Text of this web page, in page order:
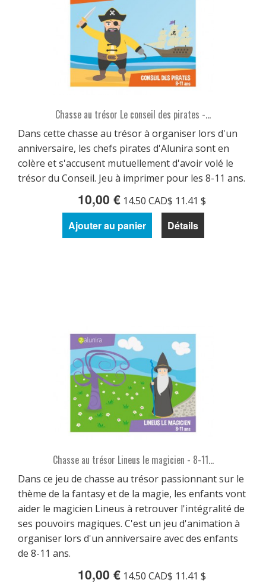
Chasse au trésor Le conseil des pirates -...
Dans cette chasse au trésor à organiser lors d'un
anniversaire, les chefs pirates d'Alunira sont en
colère et s'accusent mutuellement d'avoir volé le
trésor du Conseil. Jeu à imprimer pour les 8-11 ans.
10,00 € 14.50 CAD$ 11.41 $
Ajouter au panier Détails
Chasse au trésor Lineus le magicien - 8-11...
Dans ce jeu de chasse au trésor passionnant sur le
thème de la fantasy et de la magie, les enfants vont
aider le magicien Lineus à retrouver l'intégralité de
ses pouvoirs magiques. C'est un jeu d'animation à
organiser lors d'un anniversaire avec des enfants
de 8-11 ans.
10,00 € 14.50 CAD$ 11.41 $